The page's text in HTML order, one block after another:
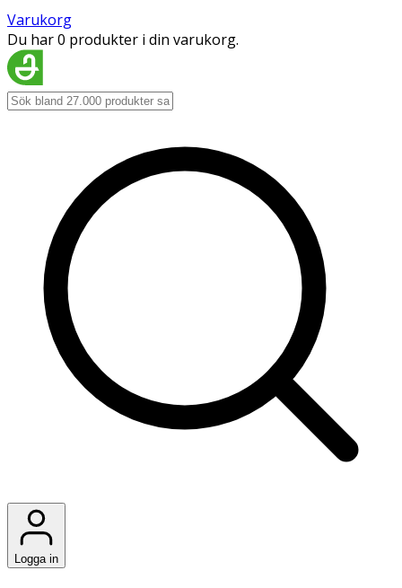
Varukorg
Du har 0 produkter i din varukorg.
Logga in